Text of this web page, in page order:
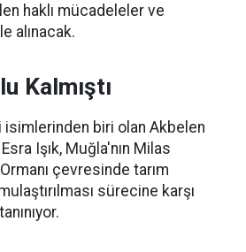
haklı mücadeleler ve
alınacak.
Kalmıştı
isimlerinden biri olan Akbelen
Işık, Muğla'nın Milas
çevresinde tarım
sürecine karşı